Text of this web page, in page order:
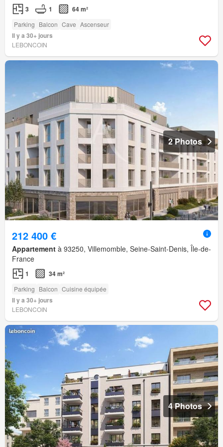
3 1 64 m²
Parking Balcon Cave Ascenseur
Il y a 30+ jours
LEBONCOIN
2 Photos
212 400 €
Appartement à 93250, Villemomble, Seine-Saint-Denis, Île-de-
France
1 34 m²
Parking Balcon Cuisine équipée
Il y a 30+ jours
LEBONCOIN
4 Photos